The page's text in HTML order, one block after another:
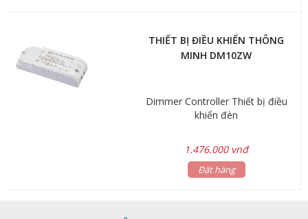
THIẾT BỊ ĐIỀU KHIỂN THÔNG
MINH DM10ZW
Dimmer Controller Thiết bị điều
khiển đèn
1.476.000 vnđ
Đặt hàng